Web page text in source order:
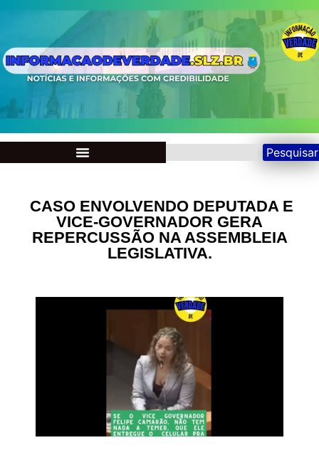
Pesquisar
CASO ENVOLVENDO DEPUTADA E
VICE-GOVERNADOR GERA
REPERCUSSÃO NA ASSEMBLEIA
LEGISLATIVA.